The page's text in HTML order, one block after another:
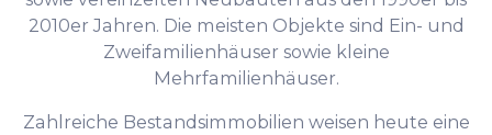
2010er Jahren. Die meisten Objekte sind Ein- und
Zweifamilienhäuser sowie kleine
Mehrfamilienhäuser.
Zahlreiche Bestandsimmobilien weisen heute eine